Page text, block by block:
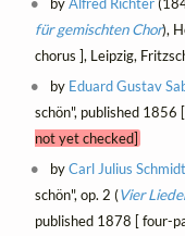
byAlfred Richter
für gemischten Chor),
chorus ], Leipzig,
by Eduard Gustav
schön", published 1856
not yet checked]
byCarl Julius Schmidt
schön", op. 2 (Vier
published 1878 [ four-